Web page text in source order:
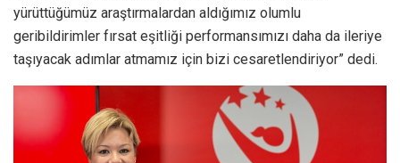
yürüttüğümüz araştırmalardan aldığımız olumlu
geribildirimler fırsat eşitliği performansımızı daha da ileriye
taşıyacak adımlar atmamız için bizi cesaretlendiriyor” dedi.